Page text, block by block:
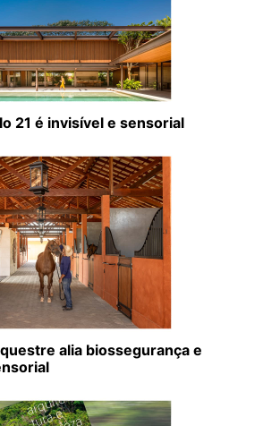
21 é invisível e sensorial
alia biossegurança e